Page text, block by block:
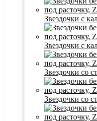
Звездочки с
Звездочки с
Звездочки со
Звездочки со